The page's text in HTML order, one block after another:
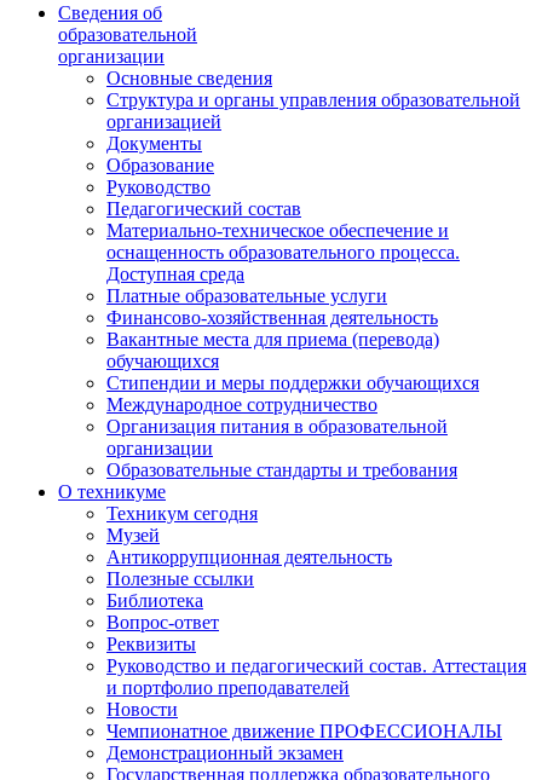
Сведения об
образовательной
организации
Основные сведения
Структура и органы управления образовательной
организацией
Документы
Образование
Руководство
Педагогический состав
Материально-техническое обеспечение и
оснащенность образовательного процесса.
Доступная среда
Платные образовательные услуги
Финансово-хозяйственная деятельность
Вакантные места для приема (перевода)
обучающихся
Стипендии и меры поддержки обучающихся
Международное сотрудничество
Организация питания в образовательной
организации
Образовательные стандарты и требования
О техникуме
Техникум сегодня
Музей
Антикоррупционная деятельность
Полезные ссылки
Библиотека
Вопрос-ответ
Реквизиты
Руководство и педагогический состав. Аттестация
и портфолио преподавателей
Новости
Чемпионатное движение ПРОФЕССИОНАЛЫ
Демонстрационный экзамен
Государственная поддержка образовательного